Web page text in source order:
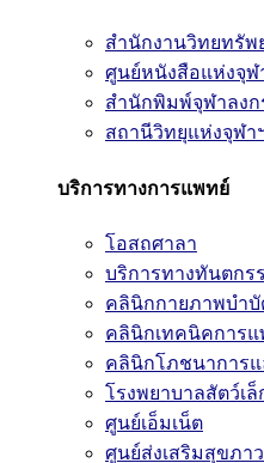
สำนักงานวิทยทรัพ
ศูนย์หนังสือแห่งจุฬ
สำนักพิมพ์จุฬาลง
สถานีวิทยุแห่งจุฬา
บริการทางการแพทย์
โอสถศาลา
บริการทางทันตกร
คลินิกกายภาพบำบั
คลินิกเทคนิคการแ
คลินิกโภชนาการ
โรงพยาบาลสัตว์เล็
ศูนย์เอ็มเน็ต
ศูนย์ส่งเสริมสุขภา